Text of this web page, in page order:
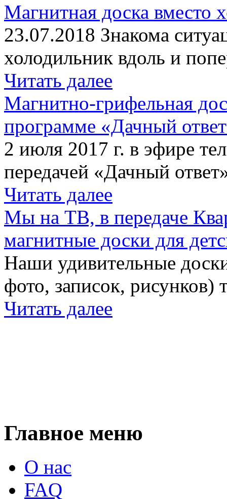
Магнитная доска вместо
23.07.2018 Знакома
холодильник вдоль и
Читать далее
Магнитно-грифельная
программе «Дачный
2 июля 2017 г. в эфире
передачей «Дачный
Читать далее
Мы на ТВ, в передаче
магнитные доски для
Наши удивительные
фото, записок,
Читать далее
Главное меню
О нас
FAQ